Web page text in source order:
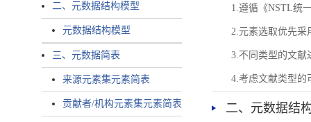
二、元数据结构模型
元数据结构模型
三、元数据简表
来源元素集元素简表
贡献者/机构元素集元素简表
1.遵循《NSTL统
2.元素选取优先采
3.不同类型的文献
4.考虑文献类型的
二、元数据结